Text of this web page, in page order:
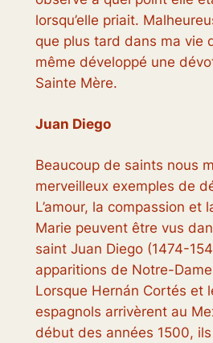
lorsqu’elle priait.
que plus tard dans ma vie
même développé une
Sainte Mère.
Juan Diego
Beaucoup de saints nous
merveilleux exemples de
L’amour, la compassion et
Marie peuvent être vus
saint Juan Diego (1474-
apparitions de Notre-
Lorsque Hernán Cortés et
espagnols arrivèrent au
début des années 1500,